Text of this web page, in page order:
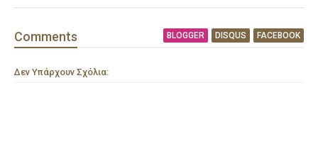
Comments BLOGGER DISQUS FACEBOOK
Δεν Υπάρχουν Σχόλια: